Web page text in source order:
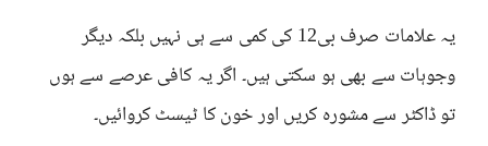
یہ علامات صرف بی12 کی کمی سے ہی نہیں بلکہ دیگر
وجوہات سے بھی ہو سکتی ہیں۔ اگر یہ کافی عرصے سے ہوں
تو ڈاکٹر سے مشورہ کریں اور خون کا ٹیسٹ کروائیں۔